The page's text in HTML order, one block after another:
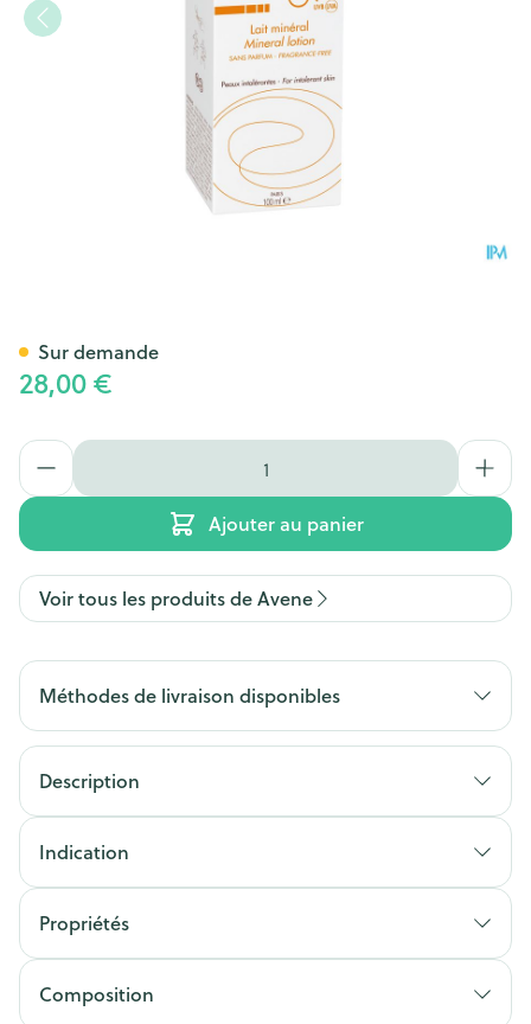
28,00 €
Quantité
Ajouter au panier
Sur demande
Voir tous les produits de Avene
Méthodes de livraison disponibles
Description
Indication
Propriétés
Composition